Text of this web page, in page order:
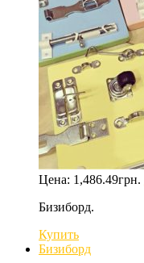
Цена: 1,486.49грн.
Бизиборд.
Купить
Бизиборд